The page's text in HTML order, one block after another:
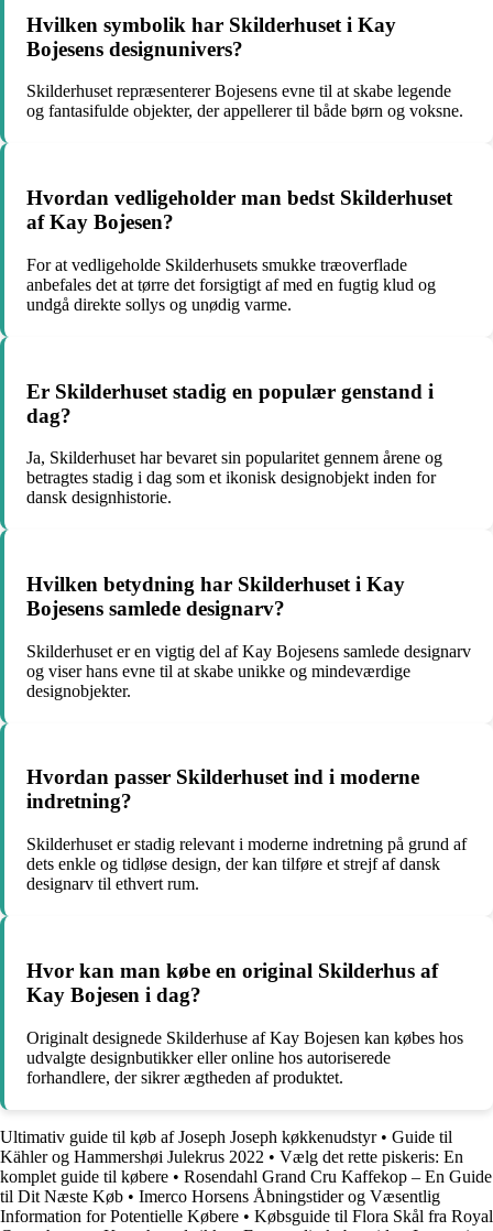
Hvilken symbolik har Skilderhuset i Kay
Bojesens designunivers?
Skilderhuset repræsenterer Bojesens evne til at skabe legende
og fantasifulde objekter, der appellerer til både børn og voksne.
Hvordan vedligeholder man bedst Skilderhuset
af Kay Bojesen?
For at vedligeholde Skilderhusets smukke træoverflade
anbefales det at tørre det forsigtigt af med en fugtig klud og
undgå direkte sollys og unødig varme.
Er Skilderhuset stadig en populær genstand i
dag?
Ja, Skilderhuset har bevaret sin popularitet gennem årene og
betragtes stadig i dag som et ikonisk designobjekt inden for
dansk designhistorie.
Hvilken betydning har Skilderhuset i Kay
Bojesens samlede designarv?
Skilderhuset er en vigtig del af Kay Bojesens samlede designarv
og viser hans evne til at skabe unikke og mindeværdige
designobjekter.
Hvordan passer Skilderhuset ind i moderne
indretning?
Skilderhuset er stadig relevant i moderne indretning på grund af
dets enkle og tidløse design, der kan tilføre et strejf af dansk
designarv til ethvert rum.
Hvor kan man købe en original Skilderhus af
Kay Bojesen i dag?
Originalt designede Skilderhuse af Kay Bojesen kan købes hos
udvalgte designbutikker eller online hos autoriserede
forhandlere, der sikrer ægtheden af produktet.
Ultimativ guide til køb af Joseph Joseph køkkenudstyr• Guide til
Kähler og Hammershøi Julekrus 2022 • Vælg det rette piskeris: En
komplet guide til købere • Rosendahl Grand Cru Kaffekop – En Guide
til Dit Næste Køb • Imerco Horsens Åbningstider og Væsentlig
Information for Potentielle Købere • Købsguide til Flora Skål fra Royal